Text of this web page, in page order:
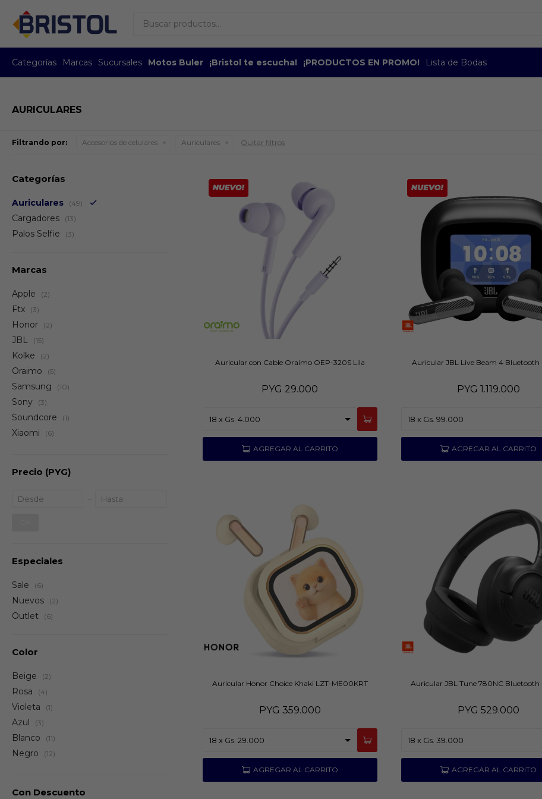
Categorías Marcas Sucursales Motos Buler ¡Bristol te escucha! ¡PRODUCTOS EN PROMO! Lista de Bodas
AURICULARES
Filtrando por: Accesorios de celulares Auriculares Quitar filtros
Auricular con Cable Oraimo OEP-320S Lila
PYG 29.000
Auricular JBL Live Beam 4 Bluetooth
PYG 1.119.000
Auricular Honor Choice Khaki LZT-ME00KRT
PYG 359.000
Auricular JBL Tune 780NC Bluetooth
PYG 529.000
Categorías
Auriculares (49)
Cargadores (13)
Palos Selfie (3)
Marcas
Apple (2)
Ftx (3)
Honor (2)
JBL (15)
Kolke (2)
Oraimo (5)
Samsung (10)
Sony (3)
Soundcore (1)
Xiaomi (6)
Precio (PYG)
Especiales
Sale (6)
Nuevos (2)
Outlet (6)
Color
Beige (2)
Rosa (4)
Violeta (1)
Azul (3)
Blanco (11)
Negro (12)
Con Descuento